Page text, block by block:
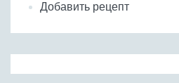
Добавить рецепт